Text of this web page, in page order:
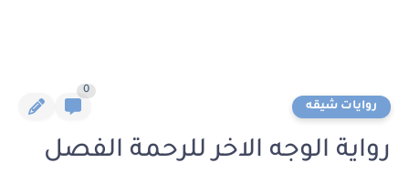
روايات شيقه
0
رواية الوجه الاخر للرحمة الفصل